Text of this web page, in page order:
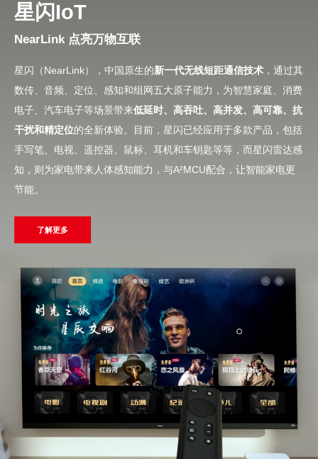
星闪IoT
NearLink 点亮万物互联
星闪（NearLink），中国原生的新一代无线短距通信技术 ，通过其
数传、音频、定位、感知和组网五大原子能力，为智慧家庭、消费
电子、汽车电子等场景带来低延时、高吞吐、高并发、高可靠、抗
干扰和精定位的全新体验。目前，星闪已经应用于多款产品，包括
手写笔、电视、遥控器、鼠标、耳机和车钥匙等等，而星闪雷达感
知，则为家电带来人体感知能力，与A²MCU配合，让智能家电更
节能。
了解更多